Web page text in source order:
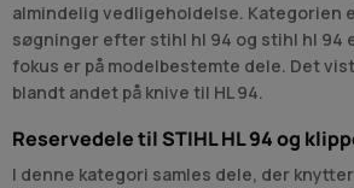
almindelig vedligeholdelse. Kategorien
søgninger efter stihl hl 94 og stihl hl 94
fokus er på modelbestemte dele. Det
blandt andet på knive til HL 94.
Reservedele til STIHL HL 94 og
I denne kategori samles dele, der